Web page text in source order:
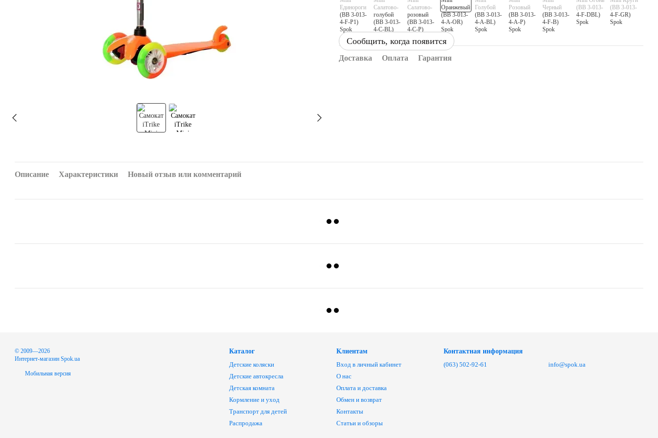
Сообщить, когда появится
Доставка Оплата Гарантия
Описание Характеристики Новый отзыв или комментарий
© 2009—2026
Интернет-магазин Spok.ua
Мобильная версия
Каталог
Детские коляски
Детские автокресла
Детская комната
Кормление и уход
Транспорт для детей
Распродажа
Клиентам
Вход в личный кабинет
О нас
Оплата и доставка
Обмен и возврат
Контакты
Статьи и обзоры
Контактная информация
(063) 502-92-61
info@spok.ua